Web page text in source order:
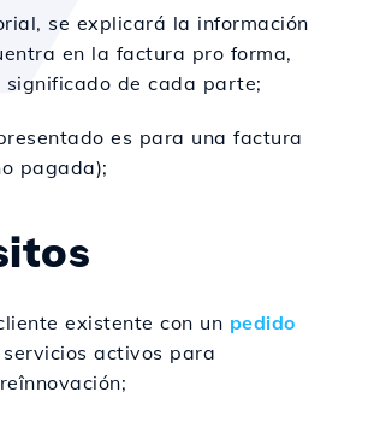
se explicará la información
en la factura pro forma,
significado de cada parte;
es para una factura
pagada);
existente con un pedido
activos para